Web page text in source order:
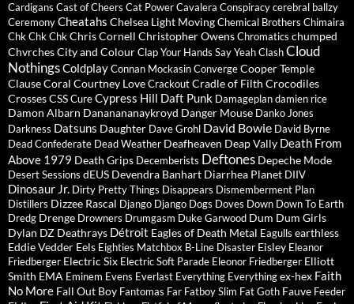
Cardigans Cast of Cheers Cat PowerCavalera Conspiracycerebral ballzy
CeremonyCheatahs Chelsea Light MovingChemical Brothers Chimaira
Chk Chk ChkChris Cornell Christopher OwensChromatics chumped
ChvrchesCity and ColourClap Your Hands Say YeahClashCloud
NothingsColdplayConnan MockasinConvergeCooper Temple
ClauseCoral Courtney LoveCrackoutCradle of Filth Crocodiles
CrossesCSSCureCypress Hill Daft Punk Damageplandamien rice
Damon Albarn Dananananaykroyd Danger Mouse Danko Jones
Darkness Datsuns Daughter Dave Grohl David Bowie David Byrne
Dead Confederate Dead Weather Deafheaven Deap Vally Death From
Above 1979 Death Grips Decemberists Deftones Depeche Mode
Desert Sessions dEUS Devendra Banhart Diarrhea Planet DIIV
Dinosaur Jr. Dirty Pretty Things Disappears Dismemberment Plan
Distillers Dizzee Rascal Django Django Dogs Doves Down Down To Earth
Dredg Drenge Drowners Drumgasm Duke Garwood Dum Dum Girls
Dylan DZ Deathrays Détroit Eagles of Death Metal Eagulls earthless
Eddie Vedder Eels Eighties Matchbox B-Line Disaster Eisley Eleanor
Friedberger Electric Six Electric Soft Parade Eleonor Friedberger Elliott
Smith EMA Eminem Evens Everlast Everything Everythingex-hex Faith
No More Fall Out Boy Fantomas Far Fatboy Slim Fat Goth Fauve Feeder